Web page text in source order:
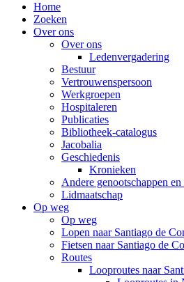
Home
Zoeken
Over ons
Over ons
Ledenvergadering
Bestuur
Vertrouwenspersoon
Werkgroepen
Hospitaleren
Publicaties
Bibliotheek-catalogus
Jacobalia
Geschiedenis
Kronieken
Andere genootschappen en
Lidmaatschap
Op weg
Op weg
Lopen naar Santiago de
Fietsen naar Santiago de
Routes
Looproutes naar